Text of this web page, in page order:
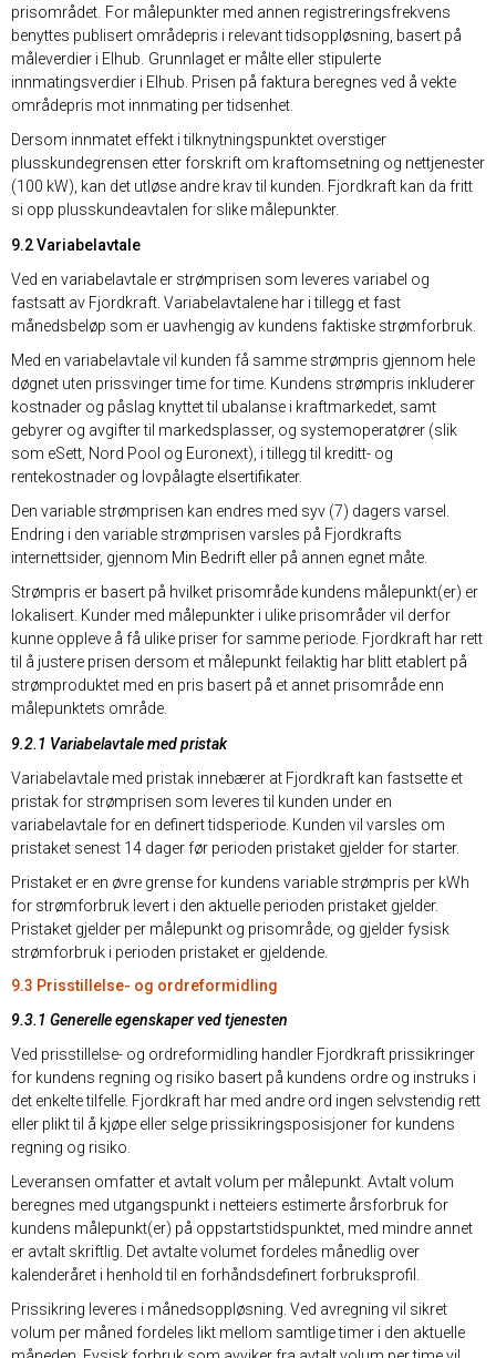
prisområdet. For målepunkter med annen registreringsfrekvens
benyttes publisert områdepris i relevant tidsoppløsning, basert på
måleverdier i Elhub. Grunnlaget er målte eller stipulerte
innmatingsverdier i Elhub. Prisen på faktura beregnes ved å vekte
områdepris mot innmating per tidsenhet.
Dersom innmatet effekt i tilknytningspunktet overstiger
plusskundegrensen etter forskrift om kraftomsetning og nettjenester
(100 kW), kan det utløse andre krav til kunden. Fjordkraft kan da fritt
si opp plusskundeavtalen for slike målepunkter.
9.2 Variabelavtale
Ved en variabelavtale er strømprisen som leveres variabel og
fastsatt av Fjordkraft. Variabelavtalene har i tillegg et fast
månedsbeløp som er uavhengig av kundens faktiske strømforbruk.
Med en variabelavtale vil kunden få samme strømpris gjennom hele
døgnet uten prissvinger time for time. Kundens strømpris inkluderer
kostnader og påslag knyttet til ubalanse i kraftmarkedet, samt
gebyrer og avgifter til markedsplasser, og systemoperatører (slik
som eSett, Nord Pool og Euronext), i tillegg til kreditt- og
rentekostnader og lovpålagte elsertifikater.
Den variable strømprisen kan endres med syv (7) dagers varsel.
Endring i den variable strømprisen varsles på Fjordkrafts
internettsider, gjennom Min Bedrift eller på annen egnet måte.
Strømpris er basert på hvilket prisområde kundens målepunkt(er) er
lokalisert. Kunder med målepunkter i ulike prisområder vil derfor
kunne oppleve å få ulike priser for samme periode. Fjordkraft har rett
til å justere prisen dersom et målepunkt feilaktig har blitt etablert på
strømproduktet med en pris basert på et annet prisområde enn
målepunktets område.
9.2.1 Variabelavtale med pristak
Variabelavtale med pristak innebærer at Fjordkraft kan fastsette et
pristak for strømprisen som leveres til kunden under en
variabelavtale for en definert tidsperiode. Kunden vil varsles om
pristaket senest 14 dager før perioden pristaket gjelder for starter.
Pristaket er en øvre grense for kundens variable strømpris per kWh
for strømforbruk levert i den aktuelle perioden pristaket gjelder.
Pristaket gjelder per målepunkt og prisområde, og gjelder fysisk
strømforbruk i perioden pristaket er gjeldende.
9.3 Prisstillelse- og ordreformidling
9.3.1 Generelle egenskaper ved tjenesten
Ved prisstillelse- og ordreformidling handler Fjordkraft prissikringer
for kundens regning og risiko basert på kundens ordre og instruks i
det enkelte tilfelle. Fjordkraft har med andre ord ingen selvstendig rett
eller plikt til å kjøpe eller selge prissikringsposisjoner for kundens
regning og risiko.
Leveransen omfatter et avtalt volum per målepunkt. Avtalt volum
beregnes med utgangspunkt i netteiers estimerte årsforbruk for
kundens målepunkt(er) på oppstartstidspunktet, med mindre annet
er avtalt skriftlig. Det avtalte volumet fordeles månedlig over
kalenderåret i henhold til en forhåndsdefinert forbruksprofil.
Prissikring leveres i månedsoppløsning. Ved avregning vil sikret
volum per måned fordeles likt mellom samtlige timer i den aktuelle